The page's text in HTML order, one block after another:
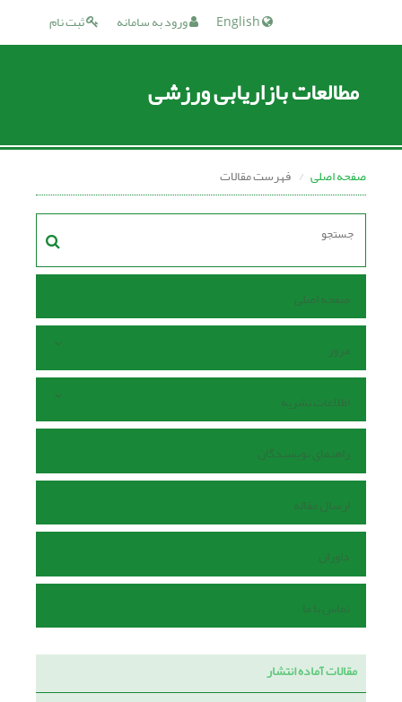
ثبت نام ورود به سامانه
مطالعات بازاریابی ورزشی
صفحه اصلی فهرست مقالات
صفحه اصلی
مرور
اطلاعات نشریه
راهنمای نویسندگان
ارسال مقاله
داوران
تماس با ما
مقالات آماده انتشار